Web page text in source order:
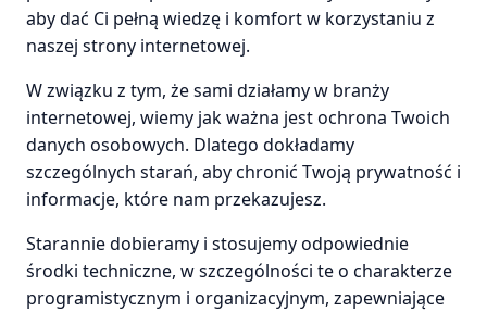
aby dać Ci pełną wiedzę i komfort w korzystaniu z
naszej strony internetowej.
W związku z tym, że sami działamy w branży
internetowej, wiemy jak ważna jest ochrona Twoich
danych osobowych. Dlatego dokładamy
szczególnych starań, aby chronić Twoją prywatność i
informacje, które nam przekazujesz.
Starannie dobieramy i stosujemy odpowiednie
środki techniczne, w szczególności te o charakterze
programistycznym i organizacyjnym, zapewniające